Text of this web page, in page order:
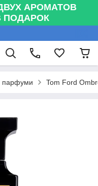
АРОМАТОВ
ПОДАРОК
парфуми Tom Ford